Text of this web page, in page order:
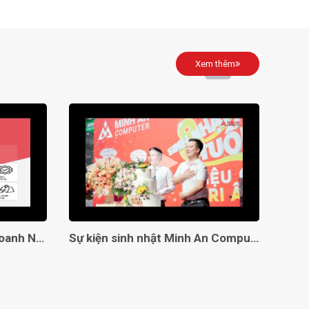
1x Headphone / microphone combo
jack (3.5mm)
HD 720p with E-shutter
80WHr
Xem thêm
Giải Pháp Toàn Diện Cho Doanh Nghiệp Với Minh An Computer! Sự kiện sinh nhật Minh An Computer 8 tuổi